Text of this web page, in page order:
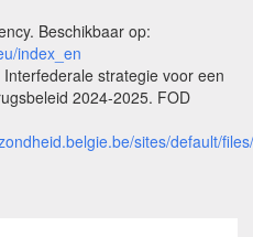
Beschikbaar op:
index_en
strategie voor een
2024-2025. FOD
sites/default/